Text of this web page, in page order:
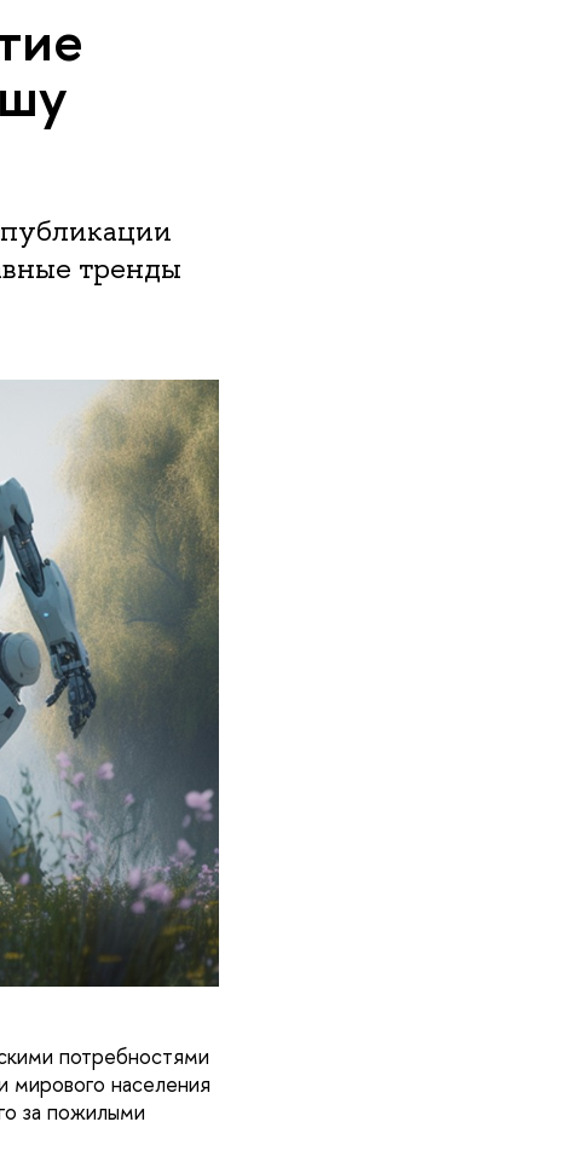
тренды
потребностями
мирового населения
за пожилыми